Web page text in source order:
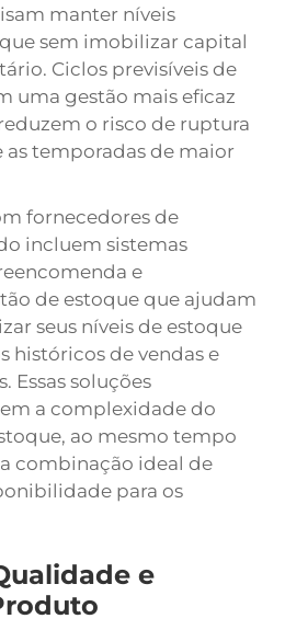
manter níveis
sem imobilizar capital
Ciclos previsíveis de
uma gestão mais eficaz
o risco de ruptura
as temporadas de maior
fornecedores de
incluem sistemas
e
de estoque que ajudam
seus níveis de estoque
históricos de vendas e
Essas soluções
a complexidade do
ao mesmo tempo
combinação ideal de
para os
e